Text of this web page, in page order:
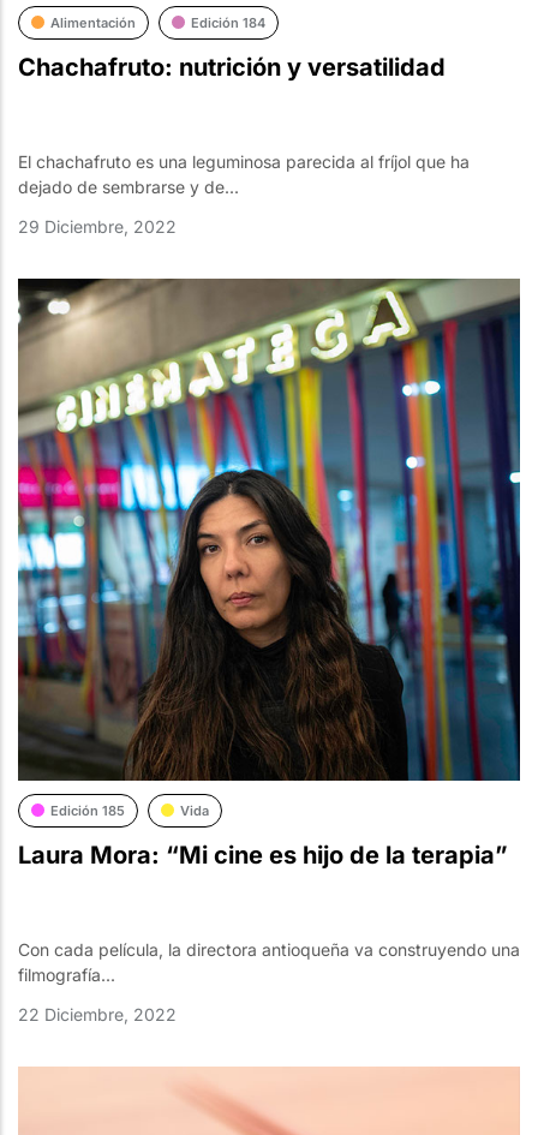
Alimentación Edición 184
Chachafruto: nutrición y versatilidad
El chachafruto es una leguminosa parecida al fríjol que ha
dejado de sembrarse y de...
29 Diciembre, 2022
Edición 185 Vida
Laura Mora: “Mi cine es hijo de la terapia”
Con cada película, la directora antioqueña va construyendo una
filmografía...
22 Diciembre, 2022